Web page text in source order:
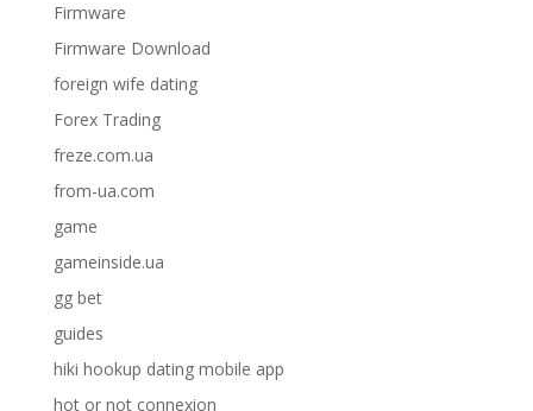
Firmware
Firmware Download
foreign wife dating
Forex Trading
freze.com.ua
from-ua.com
game
gameinside.ua
gg bet
guides
hiki hookup dating mobile app
hot or not connexion